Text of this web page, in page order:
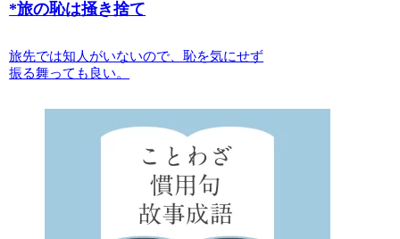
*旅の恥は掻き捨て
旅先では知人がいないので、恥を気にせず
振る舞っても良い。